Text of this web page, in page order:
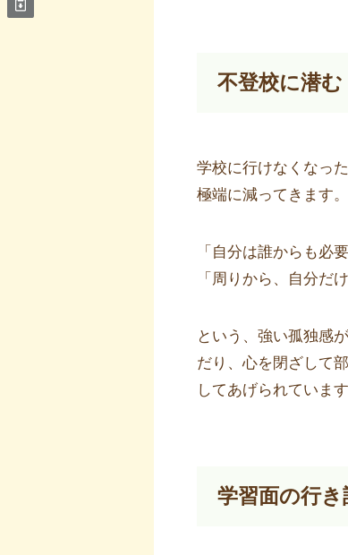
不登校に潜
学校に行けなくなっ
極端に減ってきます
「自分は誰からも必
「周りから、自分だ
という、強い孤独感
だり、心を閉ざして
してあげられています
学習面の行